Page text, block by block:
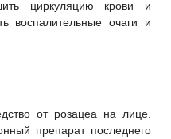
циркуляцию крови и
воспалительные очаги и
от розацеа на лице.
препарат последнего